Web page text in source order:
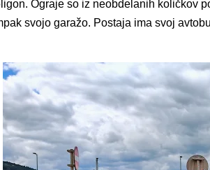
Ograje so iz neobdelanih količkov
svojo garažo. Postaja ima svoj